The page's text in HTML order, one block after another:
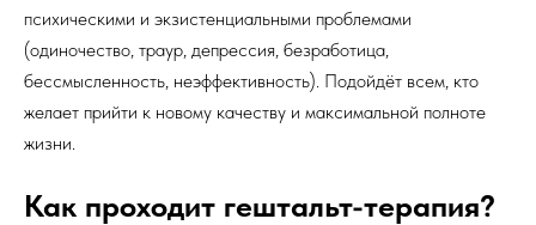
психическими и экзистенциальными проблемами
(одиночество, траур, депрессия, безработица,
бессмысленность, неэффективность). Подойдёт всем, кто
желает прийти к новому качеству и максимальной полноте
жизни.
Как проходит гештальт-терапия?